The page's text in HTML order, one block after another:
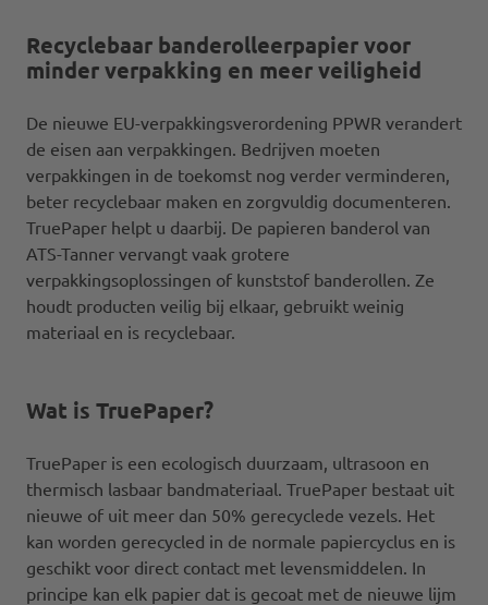
Recyclebaar banderolleerpapier voor
minder verpakking en meer veiligheid
De nieuwe EU-verpakkingsverordening PPWR verandert
de eisen aan verpakkingen. Bedrijven moeten
verpakkingen in de toekomst nog verder verminderen,
beter recyclebaar maken en zorgvuldig documenteren.
TruePaper helpt u daarbij. De papieren banderol van
ATS-Tanner vervangt vaak grotere
verpakkingsoplossingen of kunststof banderollen. Ze
houdt producten veilig bij elkaar, gebruikt weinig
materiaal en is recyclebaar.
Wat is TruePaper?
TruePaper is een ecologisch duurzaam, ultrasoon en
thermisch lasbaar bandmateriaal. TruePaper bestaat uit
nieuwe of uit meer dan 50% gerecyclede vezels. Het
kan worden gerecycled in de normale papiercyclus en is
geschikt voor direct contact met levensmiddelen. In
principe kan elk papier dat is gecoat met de nieuwe lijm